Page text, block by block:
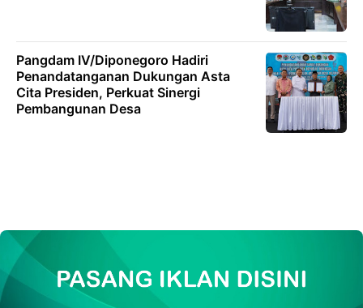
Pangdam IV/Diponegoro Hadiri
Penandatanganan Dukungan Asta
Cita Presiden, Perkuat Sinergi
Pembangunan Desa